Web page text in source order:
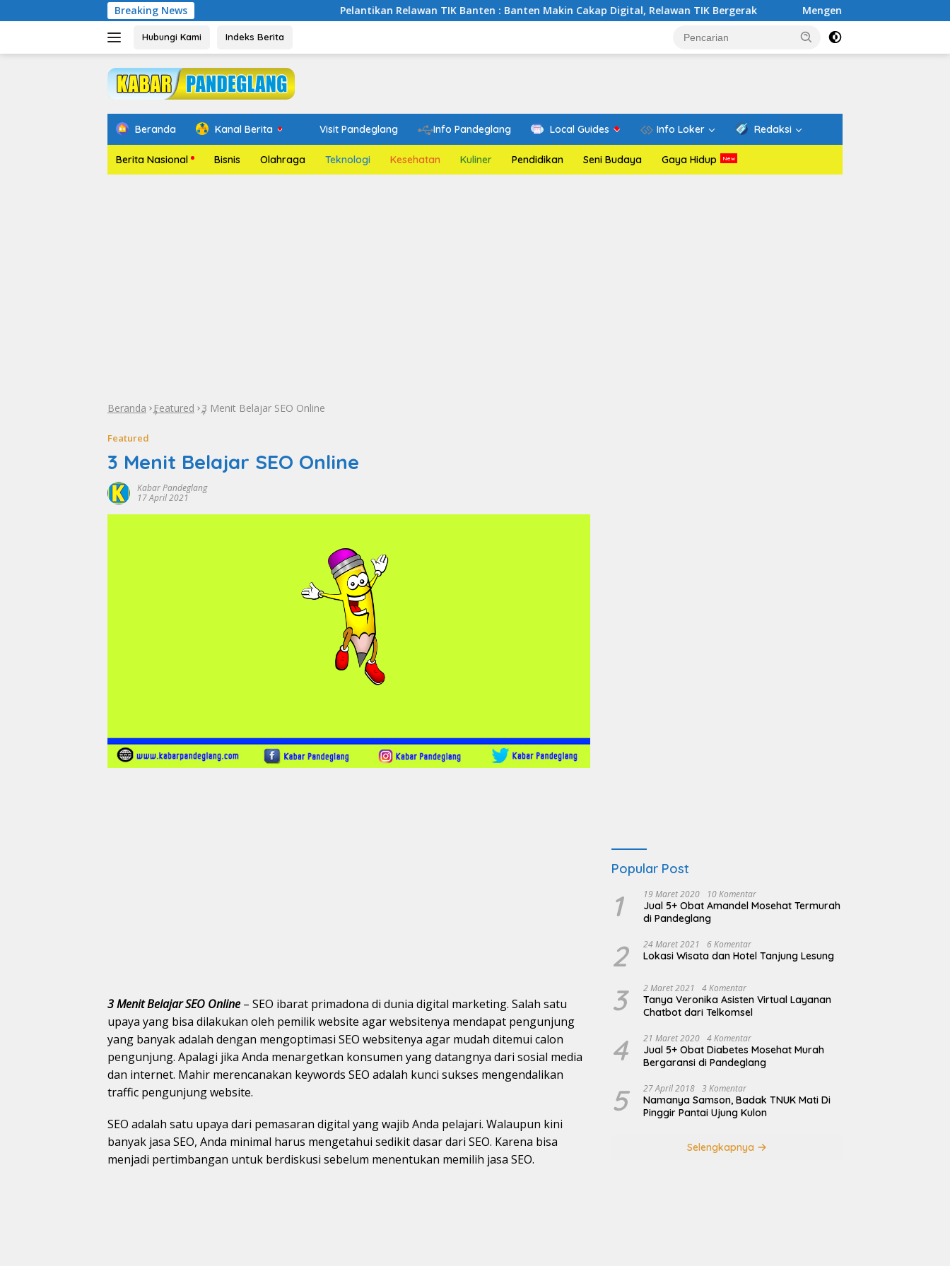
ke
Breaking News Pelantikan Relawan TIK Banten : Banten Makin Cakap Digital, Relawan TIK Bergerak Mengenal Website Resmi PAFI: Wadah
Hubungi Kami Indeks Berita
Beranda Kanal Berita Visit Pandeglang Info Pandeglang Local Guides Info Loker Redaksi
Berita Nasional Bisnis Olahraga Teknologi Kesehatan Kuliner Pendidikan Seni Budaya Gaya Hidup
Beranda »Featured »3 Menit Belajar SEO Online
Featured
3 Menit Belajar SEO Online
Kabar Pandeglang
17 April 2021
3 Menit Belajar SEO Online – SEO ibarat primadona di dunia digital marketing. Salah satu
upaya yang bisa dilakukan oleh pemilik website agar websitenya mendapat pengunjung
yang banyak adalah dengan mengoptimasi SEO websitenya agar mudah ditemui calon
pengunjung. Apalagi jika Anda menargetkan konsumen yang datangnya dari sosial media
dan internet. Mahir merencanakan keywords SEO adalah kunci sukses mengendalikan
traffic pengunjung website.
SEO adalah satu upaya dari pemasaran digital yang wajib Anda pelajari. Walaupun kini
banyak jasa SEO, Anda minimal harus mengetahui sedikit dasar dari SEO. Karena bisa
menjadi pertimbangan untuk berdiskusi sebelum menentukan memilih jasa SEO.
Popular Post
1 19 Maret 2020 10 Komentar
Jual 5+ Obat Amandel Mosehat Termurah
di Pandeglang
2 24 Maret 2021 6 Komentar
Lokasi Wisata dan Hotel Tanjung Lesung
3 2 Maret 2021 4 Komentar
Tanya Veronika Asisten Virtual Layanan
Chatbot dari Telkomsel
4 21 Maret 2020 4 Komentar
Jual 5+ Obat Diabetes Mosehat Murah
Bergaransi di Pandeglang
5 27 April 2018 3 Komentar
Namanya Samson, Badak TNUK Mati Di
Pinggir Pantai Ujung Kulon
Selengkapnya